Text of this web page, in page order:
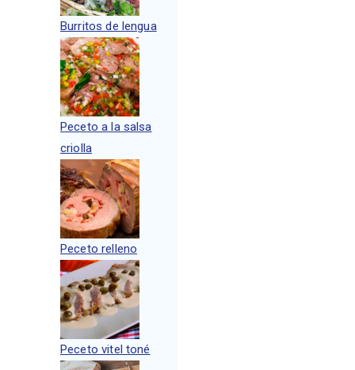
Burritos de lengua
Peceto a la salsa
criolla
Peceto relleno
Peceto vitel toné